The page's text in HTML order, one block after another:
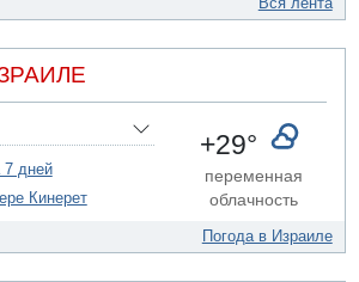
БПЛА со взрывчаткой по
ранены двое маленьких детей
7 дней
Кинерет
+29°
переменная
облачность
Погода в Израиле